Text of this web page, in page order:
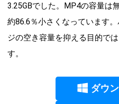
3.25GBでした。MP4の容量は
約86.6％小さくなっています
ジの空き容量を抑える目的で
す。
ダウ